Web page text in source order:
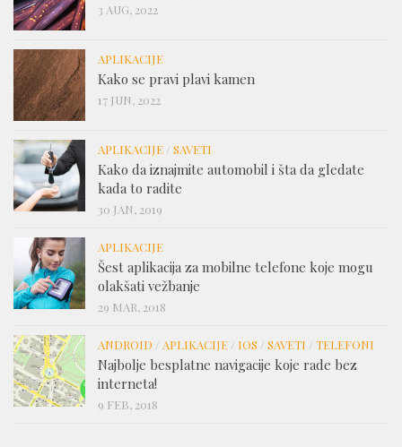
3 AUG, 2022
APLIKACIJE
Kako se pravi plavi kamen
17 JUN, 2022
APLIKACIJE / SAVETI
Kako da iznajmite automobil i šta da gledate
kada to radite
30 JAN, 2019
APLIKACIJE
Šest aplikacija za mobilne telefone koje mogu
olakšati vežbanje
29 MAR, 2018
ANDROID / APLIKACIJE / IOS / SAVETI / TELEFONI
Najbolje besplatne navigacije koje rade bez
interneta!
9 FEB, 2018